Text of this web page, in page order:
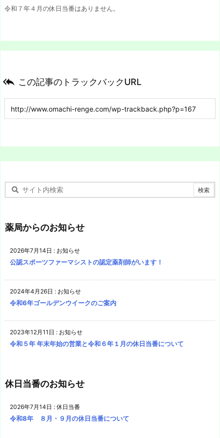
令和７年４月の休日当番はありません。
 この記事のトラックバックURL
薬局からのお知らせ
2026年7月14日 : お知らせ
公認スポーツファーマシストの認定薬剤師がいます！
2024年4月26日 : お知らせ
令和6年ゴールデンウイークのご案内
2023年12月11日 : お知らせ
令和５年 年末年始の営業と令和６年１月の休日当番について
休日当番のお知らせ
2026年7月14日 : 休日当番
令和8年 ８月・９月の休日当番について